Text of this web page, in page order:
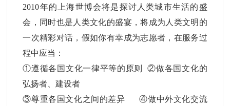
2010年的上海世博会将是探讨人类城市生活的盛
会，同时也是人类文化的盛宴，将成为人类文明的
一次精彩对话，假如你有幸成为志愿者，在服务过
程中应当：
①遵循各国文化一律平等的原则 ②做各国文化的
弘扬者、建设者
③尊重各国文化之间的差异 ④做中外文化交流